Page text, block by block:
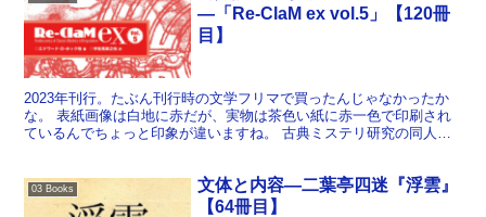
―「Re-ClaM ex vol.5」【120冊
目】
2023年刊行。たぶん刊行時の文学フリマで買ったんじゃなかったか
な。 表紙画像は白地に赤だが、実物は茶色い紙に赤一色で印刷され
ているんでちょっと印象が違いますね。 古典ミステリ研究の同人誌
03 Books
文体と内容―二葉亭四迷『浮雲』
【64冊目】